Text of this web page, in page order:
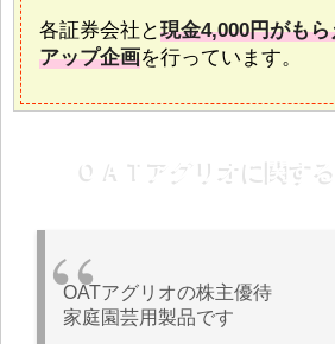
各証券会社と現金4,000円がも
アップ企画を行っています。
ＯＡＴアグリオに関す
OATアグリオの株主優待
家庭園芸用製品です